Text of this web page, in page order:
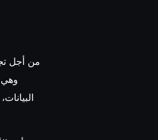
من أجل
وهي